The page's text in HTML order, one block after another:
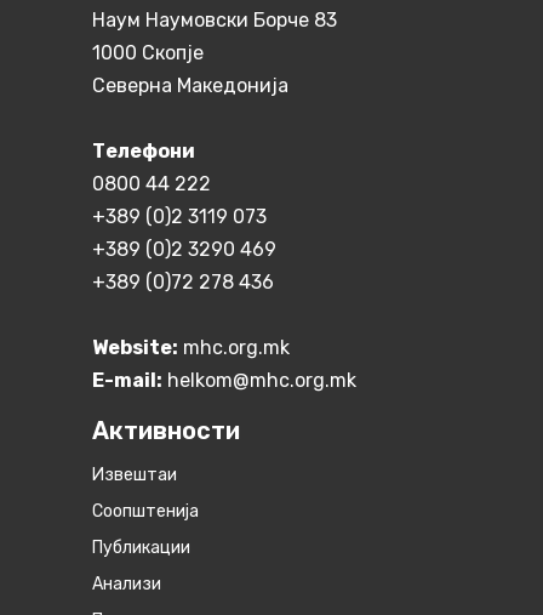
Наум Наумовски Борче 83
1000 Скопје
Северна Македонија
Телефони
0800 44 222
+389 (0)2 3119 073
+389 (0)2 3290 469
+389 (0)72 278 436
Website: mhc.org.mk
E-mail: helkom@mhc.org.mk
Активности
Извештаи
Соопштенија
Публикации
Анализи